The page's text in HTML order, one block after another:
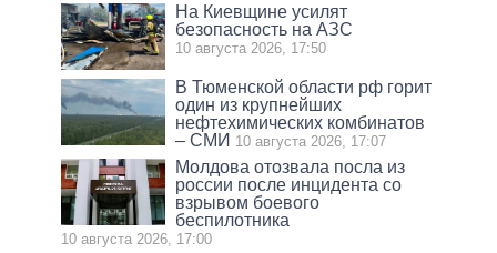
На Киевщине усилят
безопасность на АЗС
10 августа 2026, 17:50
В Тюменской области рф горит
один из крупнейших
нефтехимических комбинатов
– СМИ 10 августа 2026, 17:07
Молдова отозвала посла из
россии после инцидента со
взрывом боевого
беспилотника
10 августа 2026, 17:00